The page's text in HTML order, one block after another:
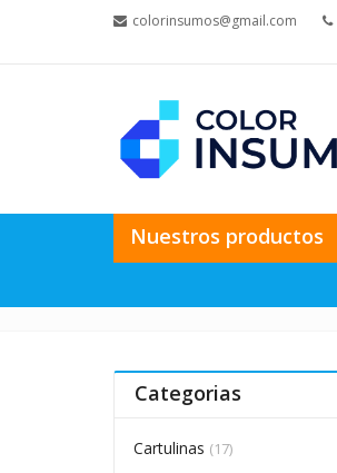
colorinsumos@gmail.com
Nuestros productos
Categorias
Cartulinas (17)